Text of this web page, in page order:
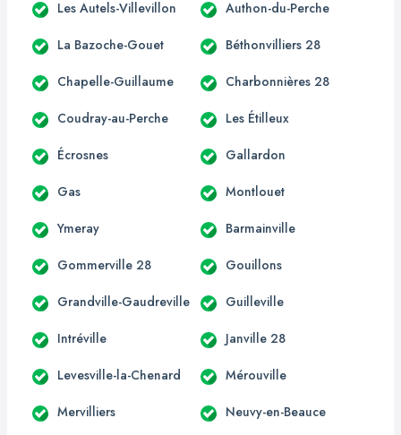
Les Autels-Villevillon Authon-du-Perche
La Bazoche-Gouet Béthonvilliers 28
Chapelle-Guillaume Charbonnières 28
Coudray-au-Perche Les Étilleux
Écrosnes Gallardon
Gas Montlouet
Ymeray Barmainville
Gommerville 28 Gouillons
Grandville-Gaudreville Guilleville
Intréville Janville 28
Levesville-la-Chenard Mérouville
Mervilliers Neuvy-en-Beauce